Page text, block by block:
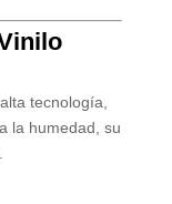
tecnología,
la humedad, su